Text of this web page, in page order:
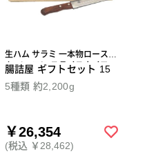
生ハム サラミ 一本物ロースハ
ム ベーコン スライスナイフ
腸詰屋 ギフトセット 15
5種類 約2,200g
￥26,354
(税込 ￥28,462)